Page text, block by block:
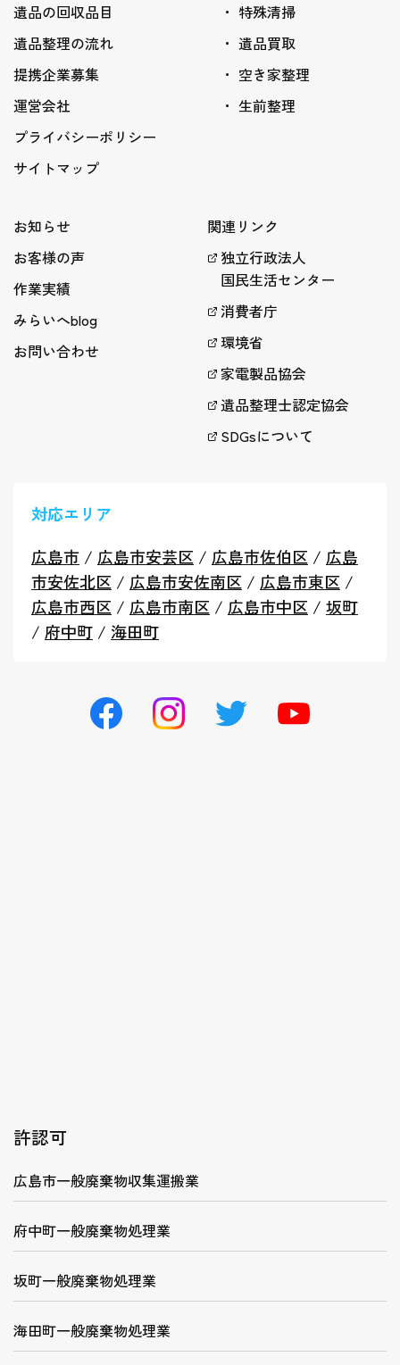
遺品の回収品目
遺品整理の流れ
提携企業募集
運営会社
プライバシーポリシー
サイトマップ
特殊清掃
遺品買取
空き家整理
生前整理
お知らせ
お客様の声
作業実績
みらいへblog
お問い合わせ
関連リンク
独立行政法人
国民生活センター
消費者庁
環境省
家電製品協会
遺品整理士認定協会
SDGsについて
対応エリア
広島市 / 広島市安芸区 / 広島市佐伯区 / 広島
市安佐北区 / 広島市安佐南区 / 広島市東区 /
広島市西区 / 広島市南区 / 広島市中区 / 坂町
/ 府中町 / 海田町
許認可
広島市一般廃棄物収集運搬業
府中町一般廃棄物処理業
坂町一般廃棄物処理業
海田町一般廃棄物処理業